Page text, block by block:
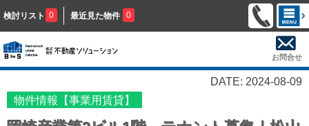
検討リスト 0 最近見た物件 0
お問合せ
DATE: 2024-08-09
物件情報【事業用賃貸】